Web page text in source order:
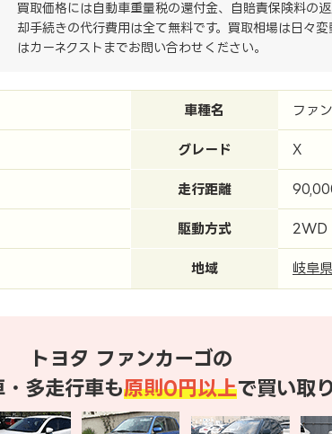
買取価格には自動車重量税の還付金、自賠責保険料の
却手続きの代行費用は全て無料です。買取相場は日々
はカーネクストまでお問い合わせください。
車種名 ファ
グレード X
走行距離
駆動方式 2WD
地域 岐阜県
トヨタ ファンカーゴの
多走行車も原則0円以上で買い取